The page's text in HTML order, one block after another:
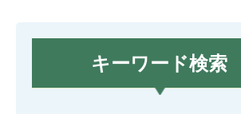
キーワード検索